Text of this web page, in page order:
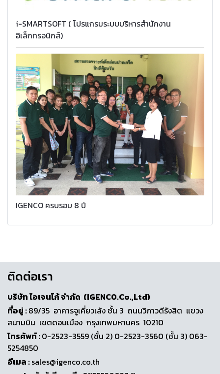
i-SMARTSOFT ( โปรแกรมระบบบริหารสำนักงาน
อิเล็กทรอนิกส์)
IGENCO ครบรอบ 8 ปี
ติดต่อเรา
บริษัท ไอเจนโก้ จำกัด (IGENCO.Co.,Ltd)
ที่อยู่ :89/35 อาคารจูเคี่ยวเล้ง ชั้น 3 ถนนวิภาวดีรังสิต แขวง
สนามบิน เขตดอนเมือง กรุงเทพมหานคร 10210
โทรศัพท์ :0-2523-3559 (ชั้น 2) 0-2523-3560 (ชั้น 3) 063-
5254850
อีเมล :sales@igenco.co.th